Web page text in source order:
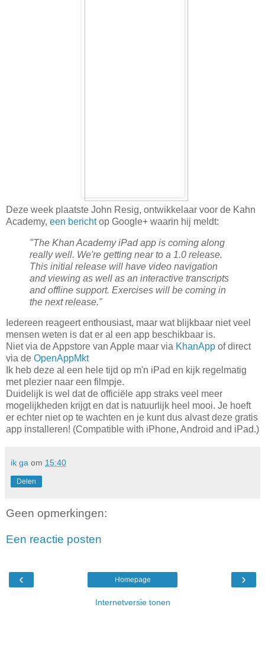
Deze week plaatste John Resig, ontwikkelaar voor de Kahn
Academy, een berichtop Google+ waarin hij meldt:
"The Khan Academy iPad app is coming along
really well. We're getting near to a 1.0 release.
This initial release will have video navigation
and viewing as well as an interactive transcripts
and offline support. Exercises will be coming in
the next release."
Iedereen reageert enthousiast, maar wat blijkbaar niet veel
mensen weten is dat er al een app beschikbaar is.
Niet via de Appstore van Apple maar via KhanApp of direct
via de OpenAppMkt
Ik heb deze al een hele tijd op m'n iPad en kijk regelmatig
met plezier naar een filmpje.
Duidelijk is wel dat de officiële app straks veel meer
mogelijkheden krijgt en dat is natuurlijk heel mooi. Je hoeft
er echter niet op te wachten en je kunt dus alvast deze gratis
app installeren! (Compatible with iPhone, Android and iPad.)
ik ga om 15:40
Delen
Geen opmerkingen:
Een reactie posten
‹ ›
Homepage
Internetversie tonen